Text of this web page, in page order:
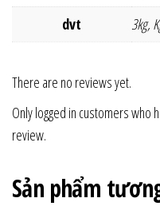
dvt
3kg,
There are no reviews yet.
Only logged in customers who
review.
Sản phẩm